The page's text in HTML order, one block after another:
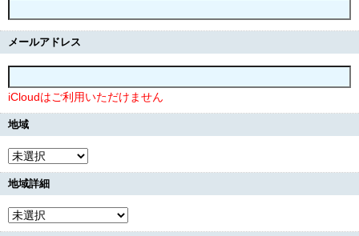
メールアドレス
iCloudはご利用いただけません
地域
地域詳細